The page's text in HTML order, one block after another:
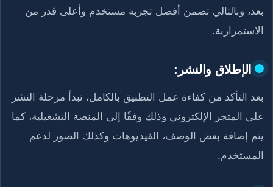
بعد، وبالتالي تضمن أفضل تجربة مستخدم وأعلى قدر من
الاستمرارية.
الإطلاق والنشر:
بعد التأكد من كفاءة عمل التطبيق بالكامل، تبدأ مرحلة النشر
على المتجر الإلكتروني وذلك وفقًا إلى المنصة التشغيلية، كما
يتم إضافة بعض الوصف، الفيديوهات وكذلك الصور لدعم
المستخدم.